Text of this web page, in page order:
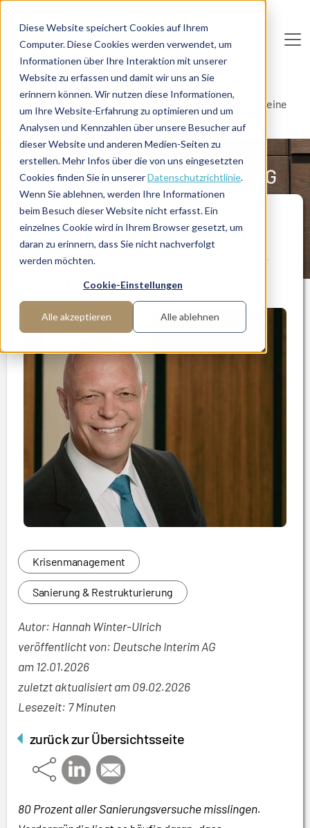
Diese Website speichert Cookies auf Ihrem
Computer. Diese Cookies werden verwendet, um
Informationen über Ihre Interaktion mit unserer
Website zu erfassen und damit wir uns an Sie
erinnern können. Wir nutzen diese Informationen,
um Ihre Website-Erfahrung zu optimieren und um
Analysen und Kennzahlen über unsere Besucher auf
dieser Website und anderen Medien-Seiten zu
erstellen. Mehr Infos über die von uns eingesetzten
Cookies finden Sie in unsererDatenschutzrichtlinie.
Wenn Sie ablehnen, werden Ihre Informationen
beim Besuch dieser Website nicht erfasst. Ein
einzelnes Cookie wird in Ihrem Browser gesetzt, um
daran zu erinnern, dass Sie nicht nachverfolgt
werden möchten.
Cookie-Einstellungen
Alle akzeptieren Alle ablehnen
Deutsc he InterimAG
Home Publikationen
Interim Management Blog
Unternehmenssanierung: „Aus jeder Krise erwächst eine
Chance“
INTERIM MANAGEMENT BLOG
Unternehmenssanierung:
„Aus jeder Krise erwächst
eine Chance“
Krisenmanagement
Sanierung & Restrukturierung
Autor: Hannah Winter-Ulrich
veröffentlicht von: Deutsche Interim AG
am 12.01.2026
zuletzt aktualisiert am 09.02.2026
Lesezeit: 7 Minuten
zurück zur Übersichtsseite
80 Prozent aller Sanierungsversuche misslingen.